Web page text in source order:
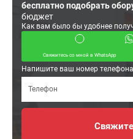
бесплатно подобрать
бюджет
Как вам было бы удобнее
Свяжитесь со мной в WhatsApp
Напишите ваш номер